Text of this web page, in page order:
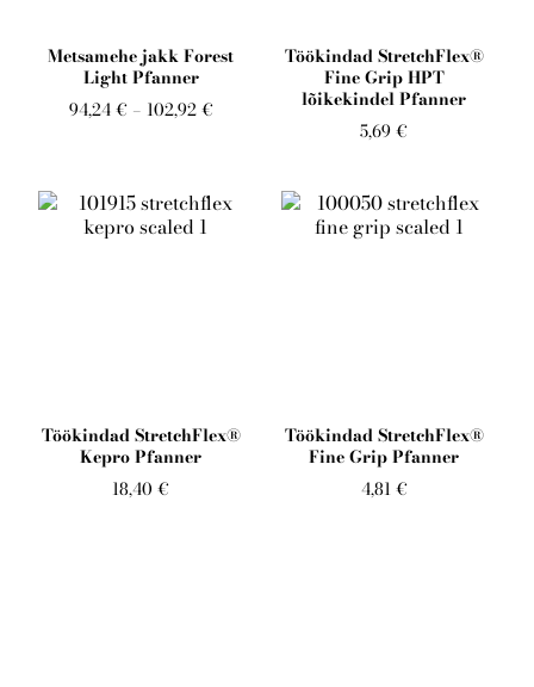
Metsamehe jakk Forest
Light Pfanner
94,24 €– 102,92 €
Töökindad StretchFlex®
Fine Grip HPT
lõikekindel Pfanner
5,69 €
Töökindad StretchFlex®
Kepro Pfanner
18,40 €
Töökindad StretchFlex®
Fine Grip Pfanner
4,81 €